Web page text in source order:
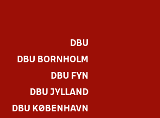
DBU
DBU BORNHOLM
DBU FYN
DBU JYLLAND
DBU KØBENHAVN